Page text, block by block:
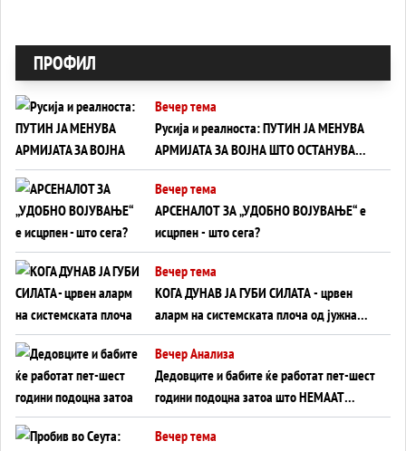
ПРОФИЛ
Вечер тема
Русија и реалноста: ПУТИН ЈА МЕНУВА
АРМИЈАТА ЗА ВОЈНА ШТО ОСТАНУВА
БЕЗ ФРОНТ
Вечер тема
АРСЕНАЛОТ ЗА „УДОБНО ВОЈУВАЊЕ“ е
исцрпен - што сега?
Вечер тема
КОГА ДУНАВ ЈА ГУБИ СИЛАТА - црвен
аларм на системската плоча од јужна
Германија до Црното Море...
Вечер Анализа
Дедовците и бабите ќе работат пет-шест
години подоцна затоа што НЕМААТ
ВНУЦИ ДА ГИ ЗАМЕНАТ
Вечер тема